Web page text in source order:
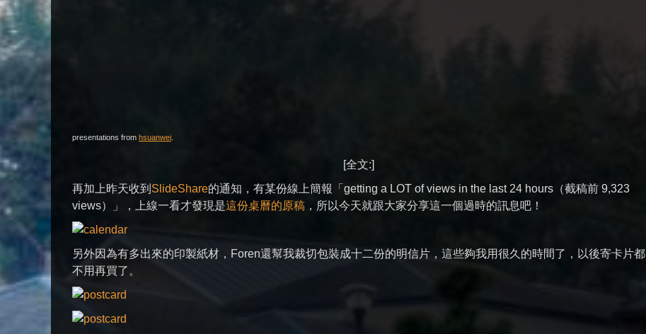
presentations from hsuanwei
[全文:]
再加上昨天收到 SlideShare的通知，有某份線上簡報「getting a LOT of views in the last 24 hours（截稿前 9,323
views）」，上線一看才發現是這份桌曆的原稿 ，所以今天就跟大家分享這一個過時的訊息吧！
另外因為有多出來的印製紙材，Foren還幫我裁切包裝成十二份的明信片，這些夠我用很久的時間了，以後寄卡片都
不用再買了。